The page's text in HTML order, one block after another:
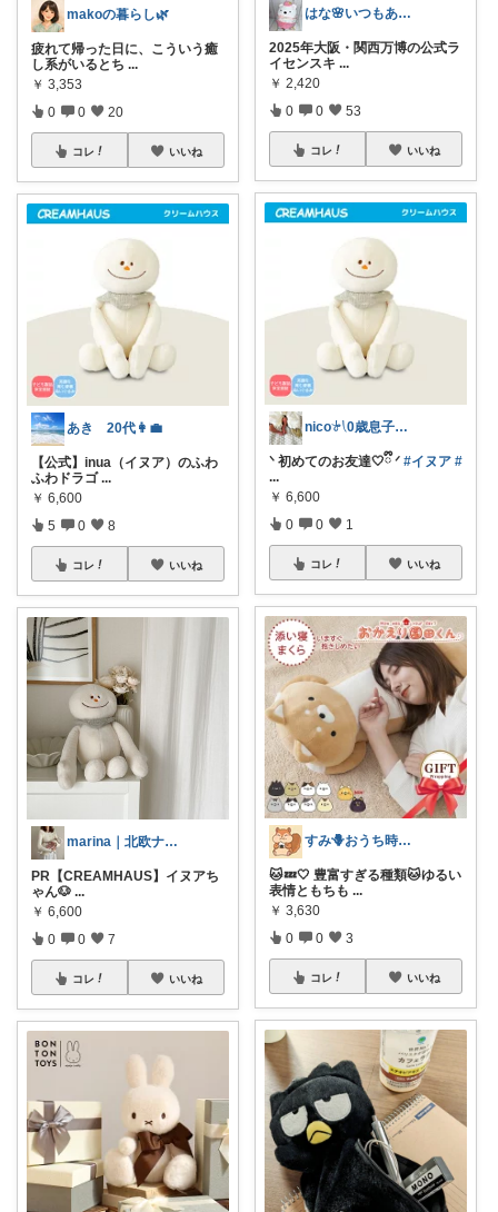
makoの暮らし🌿
疲れて帰った日に、こういう癒
し系がいるとち ...
￥ 3,353
0 0 20
コレ いいね
あき 20代👩‍💼
【公式】inua（イヌア）のふわ
ふわドラゴ ...
￥ 6,600
5 0 8
コレ いいね
marina｜北欧ナチュラルで整う暮らし
PR【CREAMHAUS】イヌアち
ゃん🐶 ...
￥ 6,600
0 0 7
コレ いいね
はな🌸いつもありがとうこざいます✨
2025年大阪・関西万博の公式ラ
イセンスキ ...
￥ 2,420
0 0 53
コレ いいね
nico𓍯0歳息子とほっこり暮らし🛋
ᐠ 初めてのお友達🤍ྀི ᐟ #イヌア #
...
￥ 6,600
0 0 1
コレ いいね
すみ🪻おうち時間を快適に
🐱💤🤍 豊富すぎる種類🐱ゆるい
表情ともちも ...
￥ 3,630
0 0 3
コレ いいね